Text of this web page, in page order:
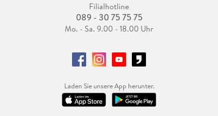
Filialhotline
089 - 30 75 75 75
Mo. - Sa. 9.00 - 18.00 Uhr
Laden Sie unsere App herunter.